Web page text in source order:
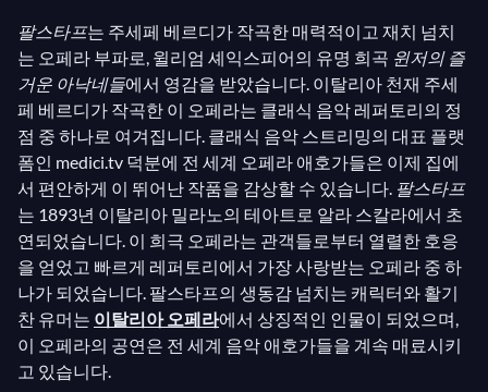
줄거리는 유쾌하고 뚱뚱하며 거친 기사 존 팔스타프
경의 모험을 따라갑니다. 그는 어려운 재정 상황에 처
해 있습니다. 그는 작은 마을 윈저의 부유한 두 여성, 앨
리스 포드와 메그 페이지를 유혹하여 문제를 해결하려
는 아이디어를 생각해 냅니다. 그러나 두 여성은 팔스
타프의 계획을 알아내고 다른 등장인물들과 함께 그에
게 장난을 치기로 결심합니다. 이렇게 즐거운 분위기
속에서 주세페 베르디의 오페라 경력이 마무리됩니
다...
팔스타프는 주세페 베르디가 작곡한 매력적이고 재치 넘치
는 오페라 부파로, 윌리엄 셰익스피어의 유명 희곡 윈저의 즐
거운 아낙네들에서 영감을 받았습니다. 이탈리아 천재 주세
페 베르디가 작곡한 이 오페라는 클래식 음악 레퍼토리의 정
점 중 하나로 여겨집니다. 클래식 음악 스트리밍의 대표 플랫
폼인 medici.tv 덕분에 전 세계 오페라 애호가들은 이제 집에
서 편안하게 이 뛰어난 작품을 감상할 수 있습니다. 팔스타프
는 1893년 이탈리아 밀라노의 테아트로 알라 스칼라에서 초
연되었습니다. 이 희극 오페라는 관객들로부터 열렬한 호응
을 얻었고 빠르게 레퍼토리에서 가장 사랑받는 오페라 중 하
나가 되었습니다. 팔스타프의 생동감 넘치는 캐릭터와 활기
찬 유머는 이탈리아 오페라에서 상징적인 인물이 되었으며,
이 오페라의 공연은 전 세계 음악 애호가들을 계속 매료시키
고 있습니다.